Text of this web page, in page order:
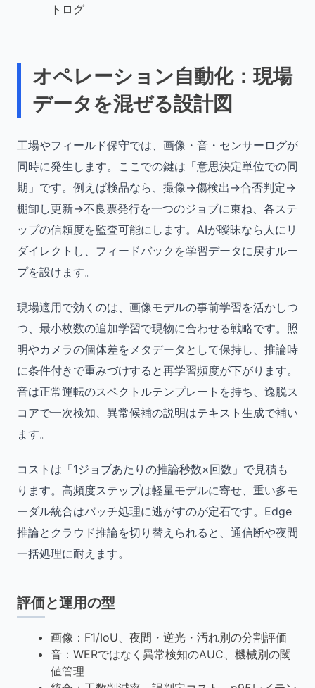
トログ
オペレーション自動化：現場
データを混ぜる設計図
工場やフィールド保守では、画像・音・センサーログが
同時に発生します。ここでの鍵は「意思決定単位での同
期」です。例えば検品なら、撮像→傷検出→合否判定→
棚卸し更新→不良票発行を一つのジョブに束ね、各ステ
ップの信頼度を監査可能にします。AIが曖昧なら人にリ
ダイレクトし、フィードバックを学習データに戻すルー
プを設けます。
現場適用で効くのは、画像モデルの事前学習を活かしつ
つ、最小枚数の追加学習で現物に合わせる戦略です。照
明やカメラの個体差をメタデータとして保持し、推論時
に条件付きで重みづけすると再学習頻度が下がります。
音は正常運転のスペクトルテンプレートを持ち、逸脱ス
コアで一次検知、異常候補の説明はテキスト生成で補い
ます。
コストは「1ジョブあたりの推論秒数×回数」で見積も
ります。高頻度ステップは軽量モデルに寄せ、重い多モ
ーダル統合はバッチ処理に逃がすのが定石です。Edge
推論とクラウド推論を切り替えられると、通信断や夜間
一括処理に耐えます。
評価と運用の型
画像：F1/IoU、夜間・逆光・汚れ別の分割評価
音：WERではなく異常検知のAUC、機械別の閾
値管理